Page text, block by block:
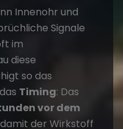
Innenohr und
Signale
im
diese
so das
Timing: Das
vor dem
der Wirkstoff